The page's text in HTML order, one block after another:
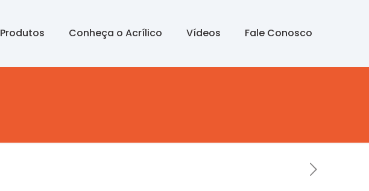
Produtos Conheça o Acrílico Vídeos Fale Conosco